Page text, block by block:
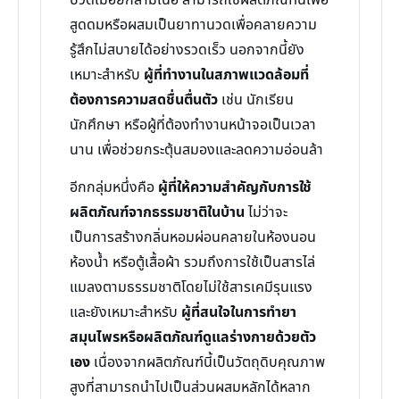
สูดดมหรือผสมเป็นยาทานวดเพื่อคลายความ
รู้สึกไม่สบายได้อย่างรวดเร็ว นอกจากนี้ยัง
เหมาะสำหรับ ผู้ที่ทำงานในสภาพแวดล้อมที่
ต้องการความสดชื่นตื่นตัว เช่น นักเรียน
นักศึกษา หรือผู้ที่ต้องทำงานหน้าจอเป็นเวลา
นาน เพื่อช่วยกระตุ้นสมองและลดความอ่อนล้า
อีกกลุ่มหนึ่งคือ ผู้ที่ให้ความสำคัญกับการใช้
ผลิตภัณฑ์จากธรรมชาติในบ้าน ไม่ว่าจะ
เป็นการสร้างกลิ่นหอมผ่อนคลายในห้องนอน
ห้องน้ำ หรือตู้เสื้อผ้า รวมถึงการใช้เป็นสารไล่
แมลงตามธรรมชาติโดยไม่ใช้สารเคมีรุนแรง
และยังเหมาะสำหรับ ผู้ที่สนใจในการทำยา
สมุนไพรหรือผลิตภัณฑ์ดูแลร่างกายด้วยตัว
เอง เนื่องจากผลิตภัณฑ์นี้เป็นวัตถุดิบคุณภาพ
สูงที่สามารถนำไปเป็นส่วนผสมหลักได้หลาก